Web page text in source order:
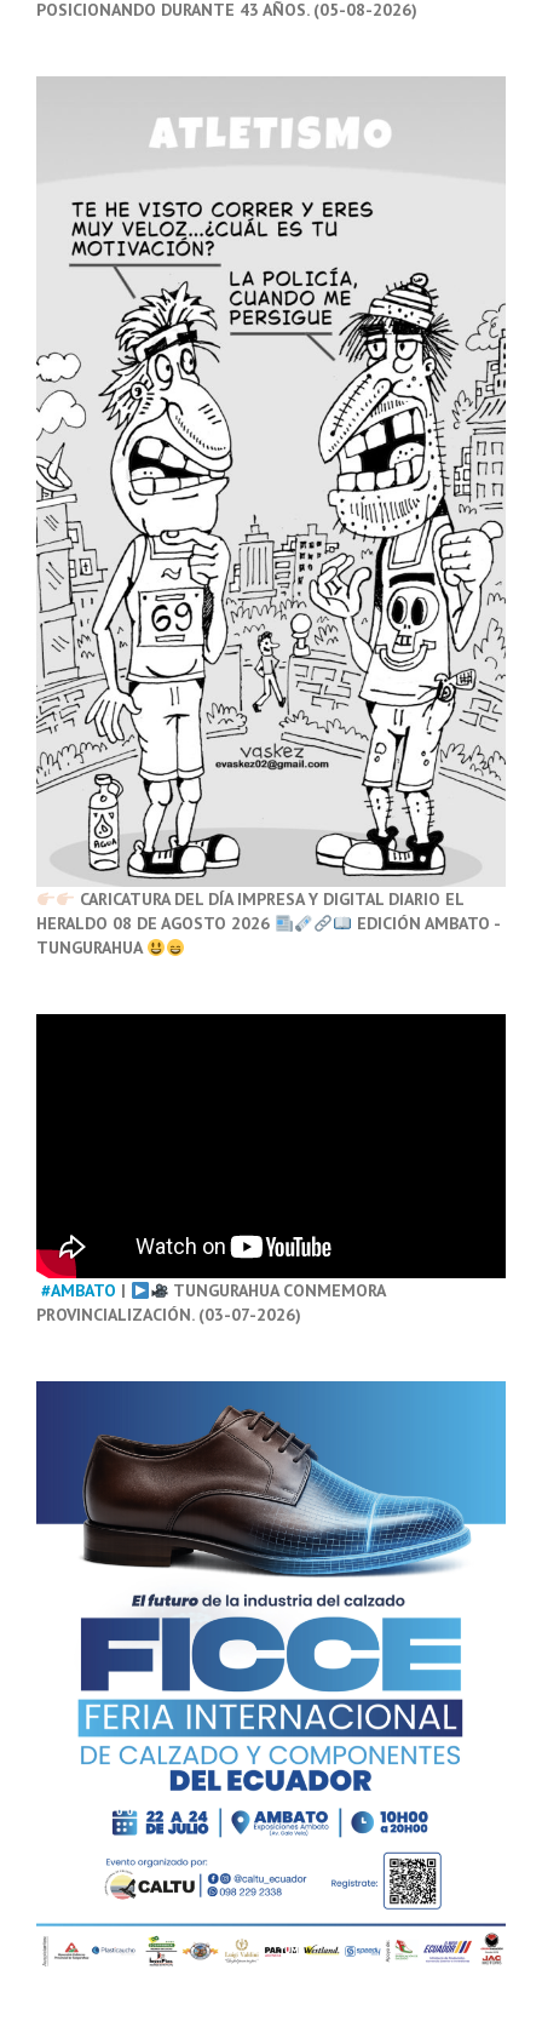
POSICIONANDO DURANTE 43 AÑOS. (05-08-2026)
CARICATURA DEL DÍA IMPRESA Y DIGITAL DIARIO EL
HERALDO 08 DE AGOSTO 2026
EDICIÓN AMBATO -
TUNGURAHUA
#AMBATO |
TUNGURAHUA CONMEMORA
PROVINCIALIZACIÓN. (03-07-2026)